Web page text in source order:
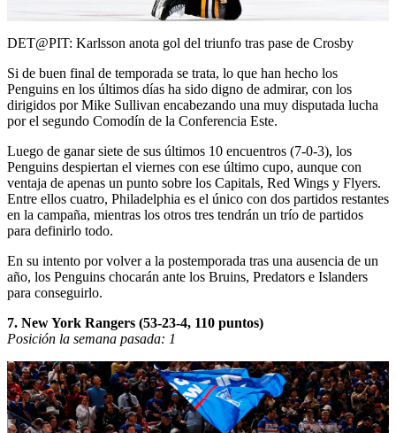
Video
DET@PIT: Karlsson anota gol del triunfo tras pase de Crosby
Si de buen final de temporada se trata, lo que han hecho los
Penguins en los últimos días ha sido digno de admirar, con los
dirigidos por Mike Sullivan encabezando una muy disputada lucha
por el segundo Comodín de la Conferencia Este.
Luego de ganar siete de sus últimos 10 encuentros (7-0-3), los
Penguins despiertan el viernes con ese último cupo, aunque con
ventaja de apenas un punto sobre los Capitals, Red Wings y Flyers.
Entre ellos cuatro, Philadelphia es el único con dos partidos restantes
en la campaña, mientras los otros tres tendrán un trío de partidos
para definirlo todo.
En su intento por volver a la postemporada tras una ausencia de un
año, los Penguins chocarán ante los Bruins, Predators e Islanders
para conseguirlo.
7. New York Rangers (53-23-4, 110 puntos)
Posición la semana pasada: 1